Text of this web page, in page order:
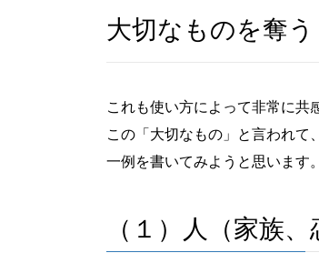
大切なものを奪う
これも使い方によって非常に共
この「大切なもの」と言われ
一例を書いてみようと思います。
（１）人（家族